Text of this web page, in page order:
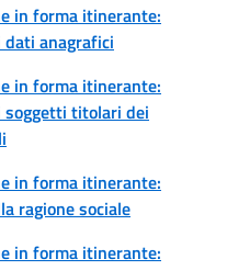
in forma itinerante:
dati anagrafici
in forma itinerante:
soggetti titolari dei
in forma itinerante:
ragione sociale
in forma itinerante: